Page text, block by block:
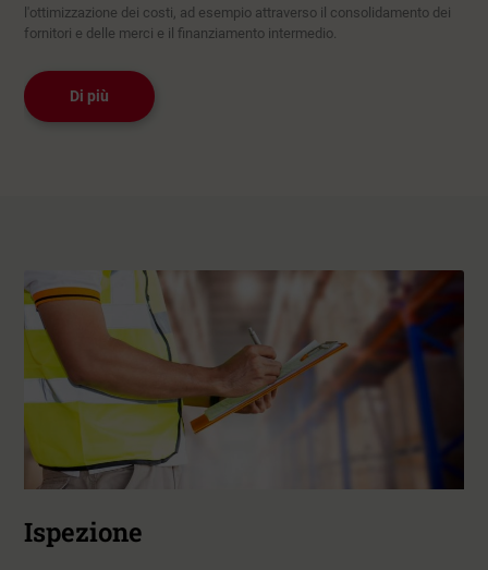
l'ottimizzazione dei costi, ad esempio attraverso il consolidamento dei
fornitori e delle merci e il finanziamento intermedio.
Di più
Ispezione